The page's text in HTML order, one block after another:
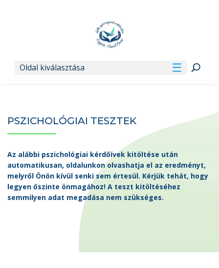
Oldal kiválasztása
PSZICHOLÓGIAI TESZTEK
Az alábbi pszichológiai kérdőívek kitöltése után
automatikusan, oldalunkon olvashatja el az eredményt,
melyről Önön kívül senki sem értesül. Kérjük tehát, hogy
legyen őszinte önmagához! A teszt kitöltéséhez
semmilyen adat megadása nem szükséges.